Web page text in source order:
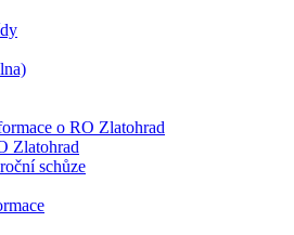
o RO Zlatohrad
Zlatohrad
schůze